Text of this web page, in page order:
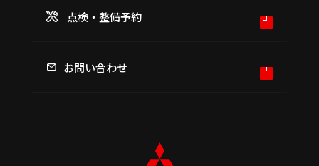
点検・整備予約
お問い合わせ